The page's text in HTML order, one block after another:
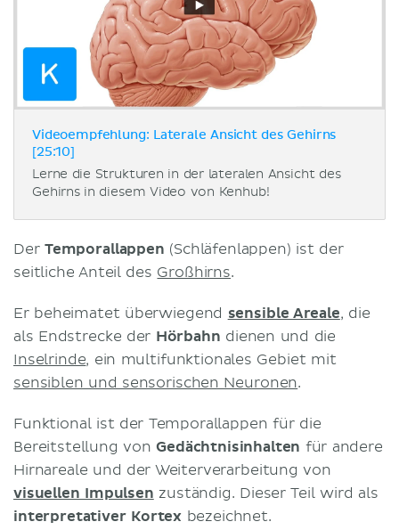
Videoempfehlung: Laterale Ansicht des Gehirns
[25:10]
Lerne die Strukturen in der lateralen Ansicht des
Gehirns in diesem Video von Kenhub!
Der Temporallappen (Schläfenlappen) ist der
seitliche Anteil des Großhirns.
Er beheimatet überwiegend sensible Areale, die
als Endstrecke der Hörbahn dienen und die
Inselrinde, ein multifunktionales Gebiet mit
sensiblen und sensorischen Neuronen.
Funktional ist der Temporallappen für die
Bereitstellung vonGedächtnisinhalten für andere
Hirnareale und der Weiterverarbeitung von
visuellen Impulsen zuständig. Dieser Teil wird als
interpretativer Kortex bezeichnet.